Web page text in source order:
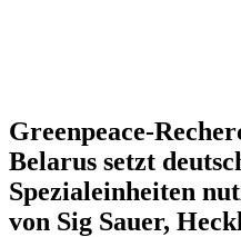
Greenpeace-
Belarus setzt
Spezialeinheiten
von Sig Sauer,